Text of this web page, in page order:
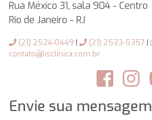
Rua México 31, sala 904 - Centro
Rio de Janeiro - RJ
(21) 2524-0449 | (21) 2533-5357 |
contato@lisclinica.com.br
Envie sua mensagem